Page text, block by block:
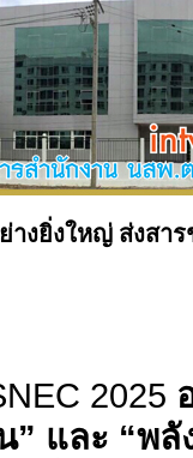
างยิ่งใหญ่ ส่งสา
2025
” และ “พลั